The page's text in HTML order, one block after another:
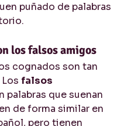
puñado de palabras
los falsos amigos
cognados son tan
falsos
palabras que suenan
de forma similar en
pero tienen